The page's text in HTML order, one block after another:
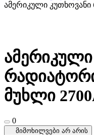
ამერიკული
მუხლი
0
მიმოხილვები არ არის